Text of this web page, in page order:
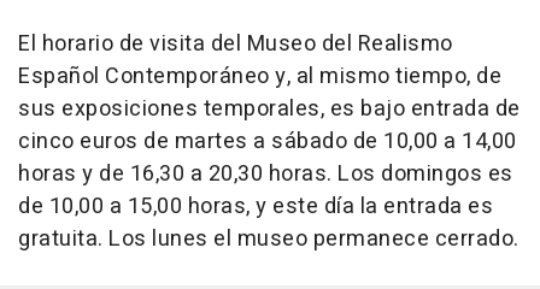
El horario de visita del Museo del Realismo
Español Contemporáneo y, al mismo tiempo, de
sus exposiciones temporales, es bajo entrada de
cinco euros de martes a sábado de 10,00 a 14,00
horas y de 16,30 a 20,30 horas. Los domingos es
de 10,00 a 15,00 horas, y este día la entrada es
gratuita. Los lunes el museo permanece cerrado.